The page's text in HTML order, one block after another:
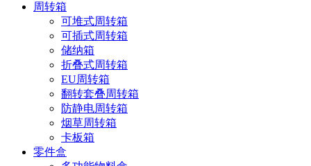
周转箱
可堆式周转箱
可插式周转箱
储纳箱
折叠式周转箱
EU周转箱
翻转套叠周转箱
防静电周转箱
烟草周转箱
卡板箱
零件盒